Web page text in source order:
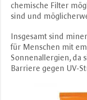
chemische Filter
sind und
Insgesamt sind
für Menschen mit
Sonnenallergien, da
Barriere gegen UV-